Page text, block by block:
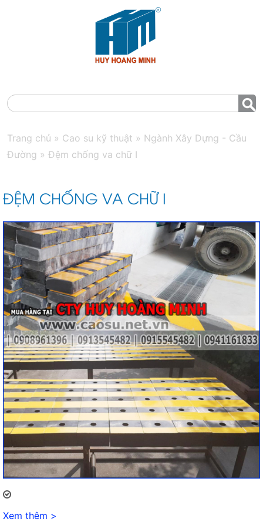
Trang chủ » Cao su kỹ thuật » Ngành Xây Dựng - Cầu
Đường » Đệm chống va chữ I
ĐỆM CHỐNG VA CHỮ I
Xem thêm >